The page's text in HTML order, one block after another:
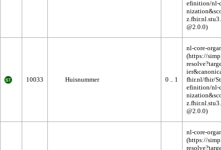
10033 Huisnummer 0 .. 1
nl-core-
nl-core-